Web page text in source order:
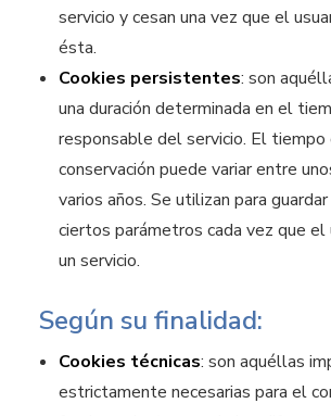
servicio y cesan una vez que el
ésta.
Cookies persistentes: son
una duración determinada en el
responsable del servicio. El tiempo
conservación puede variar entre
varios años. Se utilizan para
ciertos parámetros cada vez que el
un servicio.
Según su finalidad:
Cookies técnicas: son aquéllas
estrictamente necesarias para el